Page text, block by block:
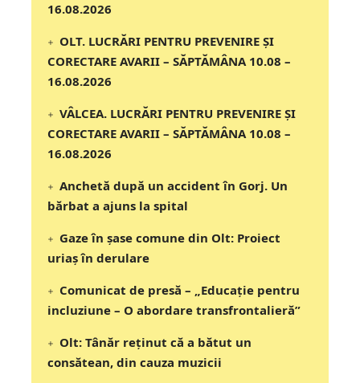
16.08.2026
OLT. LUCRĂRI PENTRU PREVENIRE ȘI
CORECTARE AVARII – SĂPTĂMÂNA 10.08 –
16.08.2026
VÂLCEA. LUCRĂRI PENTRU PREVENIRE ȘI
CORECTARE AVARII – SĂPTĂMÂNA 10.08 –
16.08.2026
Anchetă după un accident în Gorj. Un
bărbat a ajuns la spital
Gaze în șase comune din Olt: Proiect
uriaș în derulare
Comunicat de presă – „Educație pentru
incluziune – O abordare transfrontalieră”
Olt: Tânăr reţinut că a bătut un
consătean, din cauza muzicii